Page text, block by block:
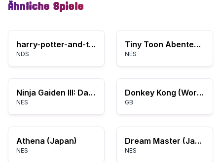
Ähnliche Spiele
harry-potter-and-the-deathly-hallows-part-1
NDS
Tiny Toon Abenteuer
NES
Ninja Gaiden III: Das Uralte Schiff des Verderbens
NES
Donkey Kong (World) (Rev A)
GB
Athena (Japan)
NES
Dream Master (Japan)
NES